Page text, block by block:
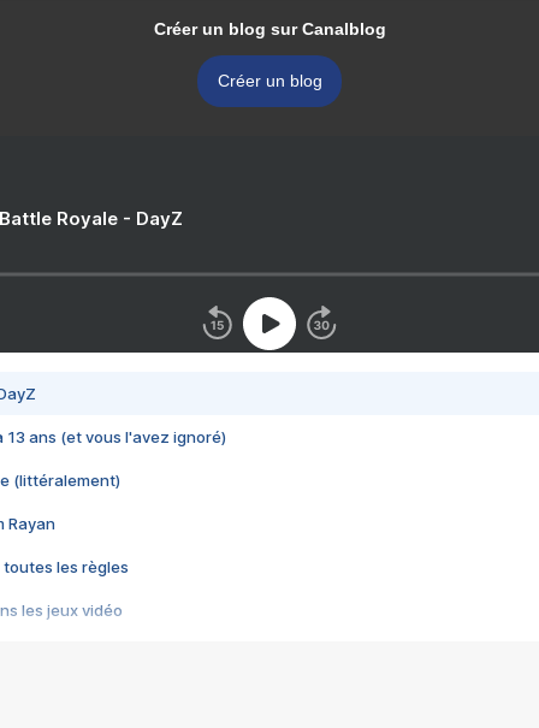
Créer un blog sur Canalblog
Créer un blog
Royale - DayZ
13 ans (et vous l'avez ignoré)
(littéralement)
Rayan
toutes les règles
les jeux vidéo